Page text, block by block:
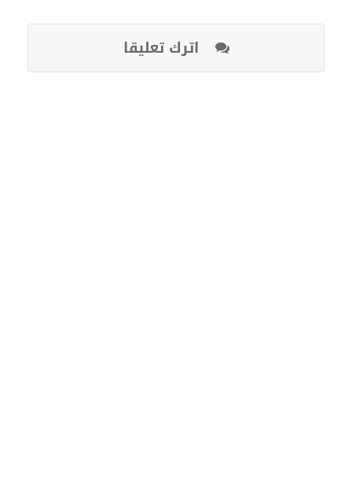
اترك تعليقا